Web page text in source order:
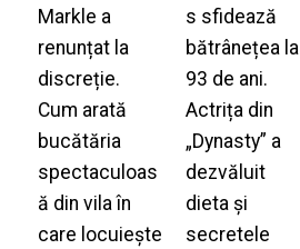
Markle a
renunțat la
discreție.
Cum arată
bucătăria
spectaculoas
ă din vila în
care locuiește
s sfidează
bătrânețea la
93 de ani.
Actrița din
„Dynasty” a
dezvăluit
dieta și
secretele